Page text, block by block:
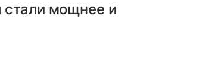
мощнее и